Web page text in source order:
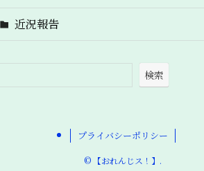
近況報告
検索
プライバシーポリシー
© 【おれんじス！】.